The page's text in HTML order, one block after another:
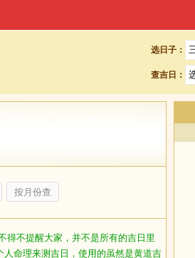
选日子：
查吉日：
按月份查
得不提醒大家，并不是所有的吉日里
命理来测吉日，使用的虽然是黄道吉